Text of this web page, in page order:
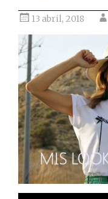
13 abril, 2018